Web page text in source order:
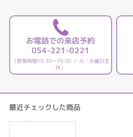
お電話での来店予約
054-221-0221
（営業時間10:30～19:00 ／ 火・水曜日定
休）
最近チェックした商品